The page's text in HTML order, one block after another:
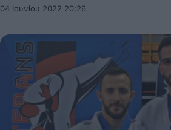
04 Ιουνίου 2022 20:26